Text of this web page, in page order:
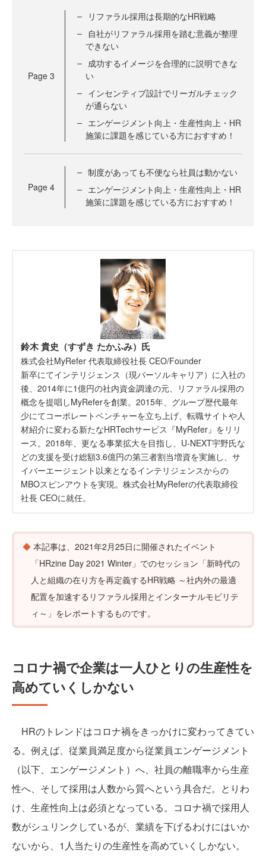
Page 3
リファラル採用は長期的なHR戦略
自社がリファラル採用を踏む意義が整理
できない
成功するイメージを合理的に説明できな
い
インセンティブ設計でリーガルチェック
が通らない
エンゲージメント向上・生産性向上・HR
施策に課題を感じている方におすすめ！
Page 4
制度があっても不便なら社員は動かない
エンゲージメント向上・生産性向上・HR
施策に課題を感じている方におすすめ！
鈴木 貴史（すずき たかふみ）氏
株式会社MyRefer 代表取締役社長 CEO/Founder
新卒にてインテリジェンス（現パーソルキャリア）に入社の
後、2014年に1億円の社内資金調達の元、リファラル採用の
概念を提唱しMyReferを創業。2015年、グループ歴代最年
少にてコーポレートベンチャーを立ち上げ、転職サイトや人
材紹介に変わる新たなHRTechサービス『MyRefer』をリリ
ース。2018年、更なる事業拡大を目指し、U-NEXT宇野氏な
どの支援を受け総額3.6億円の第三者割当増資を実施し、サ
イバーエージェント以来となるインテリジェンスからの
MBOスピンアウトを実現。株式会社MyReferの代表取締役
社長 CEOに就任。
本記事は、2021年2月25日に開催されたイベント
「HRzine Day 2021 Winter」でのセッション「新時代の
人と組織の在り方を再定義するHR戦略 ～社内外の最適
配置を加速するリファラル採用とインターナルモビリテ
ィ～」をレポートするものです。
コロナ禍で企業は一人ひとりの生産性を
高めていくしかない
HRのトレンドはコロナ禍をきっかけに変わってきてい
る。例えば、従業員満足度から従業員エンゲージメント
（以下、エンゲージメント）へ、社員の離職率から生産
性へ、そして採用は人数から質へという具合だ。とりわ
け、生産性向上は必須となっている。コロナ禍で採用人
数がシュリンクしているが、業績を下げるわけにはいか
ないから、1人当たりの生産性を高めていくしかない。